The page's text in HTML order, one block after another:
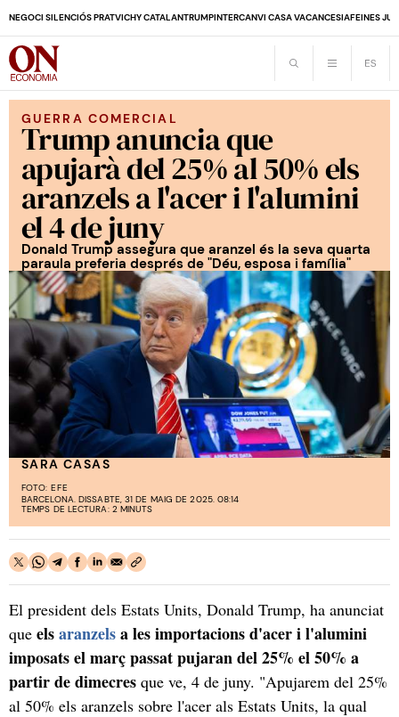
NEGOCI SILENCIÓS PRATVICHY CATALANTRUMPINTERCANVI CASA VACANCESIAFEINES
GUERRA COMERCIAL
Trump anuncia que
apujarà del 25% al 50% els
aranzels a l'acer i l'alumini
el 4 de juny
Donald Trump assegura que aranzel és la seva quarta
paraula preferia després de "Déu, esposa i família"
SARA CASAS
FOTO: EFE
BARCELONA. DISSABTE, 31 DE MAIG DE 2025. 08:14
TEMPS DE LECTURA: 2 MINUTS
El president dels Estats Units, Donald Trump, ha anunciat
que elsaranzelsa les importacions d'acer i l'alumini
imposats el març passat pujaran del 25% el 50% a
partir de dimecres que ve, 4 de juny. "Apujarem del 25%
al 50% els aranzels sobre l'acer als Estats Units, la qual